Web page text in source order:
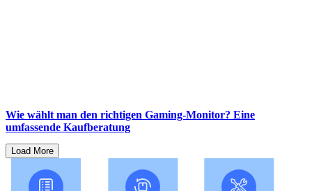
Wie wählt man den richtigen Gaming-Monitor? Eine
umfassende Kaufberatung
Load More